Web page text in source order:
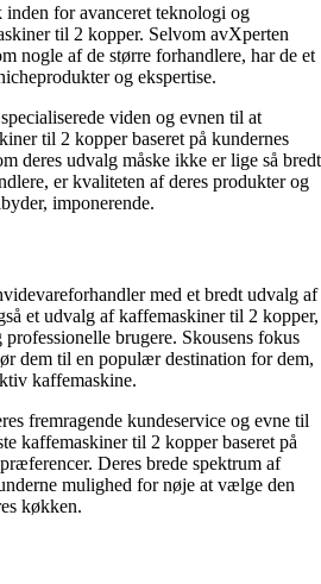
for avanceret teknologi og
til 2 kopper. Selvom avXperten
nogle af de større forhandlere, har de et
og ekspertise.
viden og evnen til at
til 2 kopper baseret på kundernes
deres udvalg måske ikke er lige så bredt
er kvaliteten af deres produkter og
imponerende.
med et bredt udvalg af
et udvalg af kaffemaskiner til 2 kopper,
brugere. Skousens fokus
dem til en populær destination for dem,
kaffemaskine.
fremragende kundeservice og evne til
kaffemaskiner til 2 kopper baseret på
Deres brede spektrum af
mulighed for nøje at vælge den
køkken.